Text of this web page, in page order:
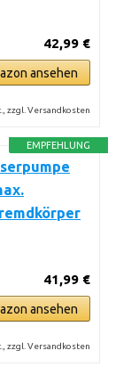
42,99 €
ansehen
zzgl. Versandkosten
EMPFEHLUNG
41,99 €
ansehen
zzgl. Versandkosten